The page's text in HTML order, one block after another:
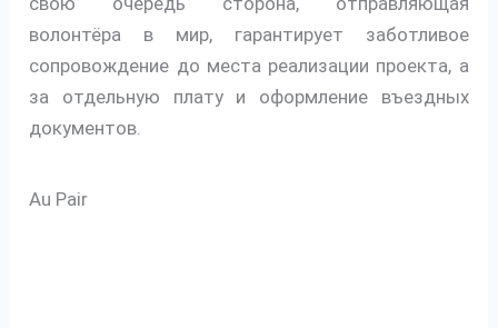
волонтёра в мир, гарантирует заботливое
сопровождение до места реализации проекта, а
за отдельную плату и оформление въездных
документов.
Au Pair